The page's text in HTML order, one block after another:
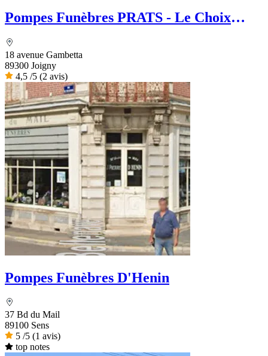
Pompes Funèbres PRATS - Le Choix
18 avenue Gambetta
89300 Joigny
4,5 /5 (2 avis)
Pompes Funèbres D'Henin
37 Bd du Mail
89100 Sens
5 /5 (1 avis)
top notes